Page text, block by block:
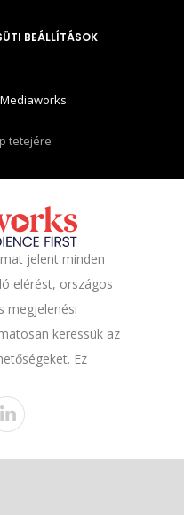
BEÁLLÍTÁSOK
Mediaworks
tetejére
jelent minden
elérést, országos
megjelenési
keressük az
Ez